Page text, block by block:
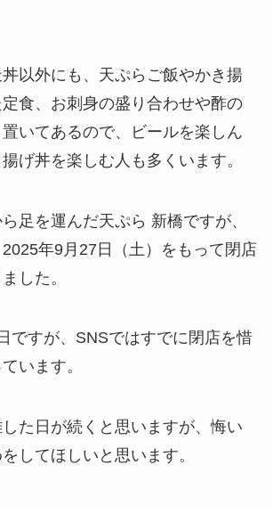
以外にも、天ぷらご飯やかき揚
食、お刺身の盛り合わせや酢の
いてあるので、ビールを楽しん
げ丼を楽しむ人も多くいます。
足を運んだ天ぷら 新橋ですが、
年9月27日（土）をもって閉店
した。
ですが、SNSではすでに閉店を惜
います。
た日が続くと思いますが、悔い
してほしいと思います。